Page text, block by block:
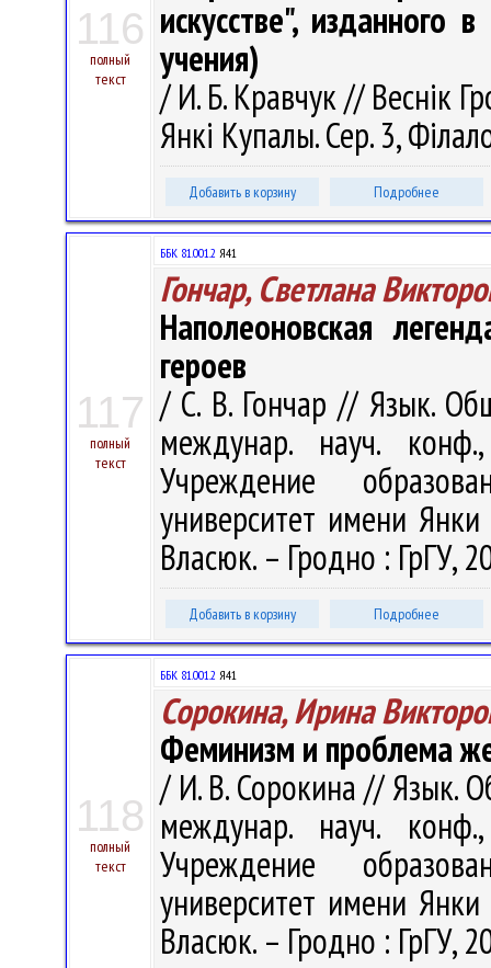
116
полный
текст
искусстве", изданного
учения)
/ И. Б. Кравчук // Веснік
Янкі Купалы. Сер. 3,
Добавить в корзину Подробнее
117
полный
текст
ББК 81.001.2 Я41
Гончар, Светлана
Наполеоновская
героев
/ С. В. Гончар // Язык.
междунар. науч.
Учреждение
университет имени
Власюк. – Гродно : ГрГУ,
Добавить в корзину Подробнее
118
полный
текст
ББК 81.001.2 Я41
Сорокина, Ирина
Феминизм и проблема
/ И. В. Сорокина // Язык.
междунар. науч.
Учреждение
университет имени
Власюк. – Гродно : ГрГУ,